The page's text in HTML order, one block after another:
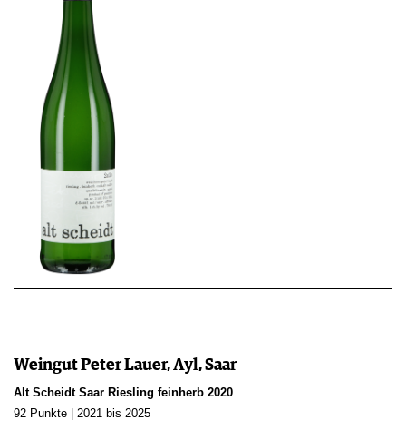
Weingut Peter Lauer, Ayl, Saar
Alt Scheidt Saar Riesling feinherb 2020
92 Punkte | 2021 bis 2025